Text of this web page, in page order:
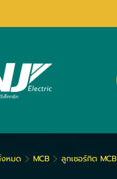
หมด MCB ลูกเซอร์กิต MCB